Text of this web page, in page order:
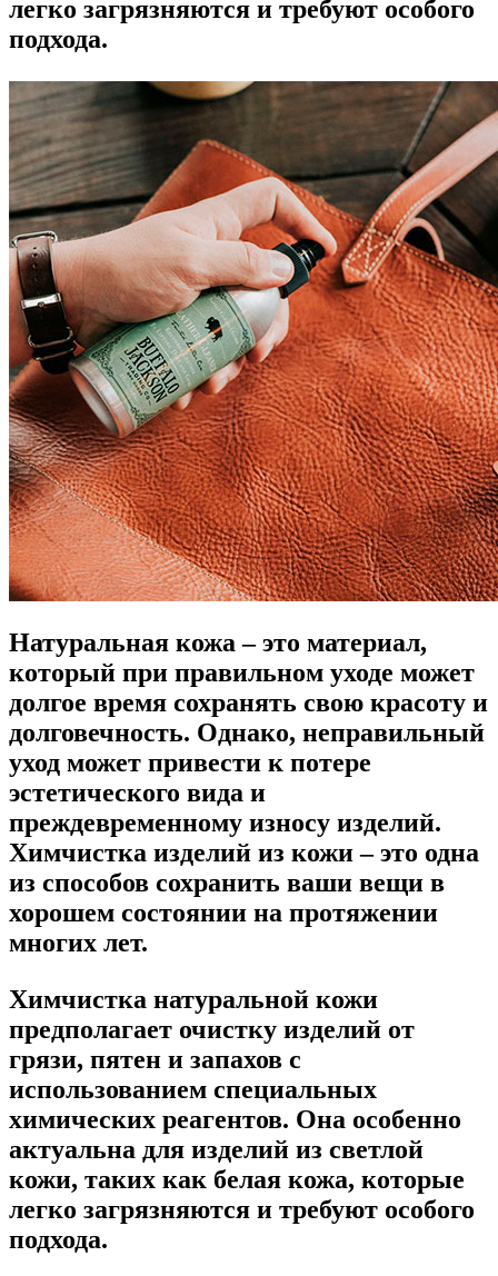
легко загрязняются и требуют особого
подхода.
Натуральная кожа – это материал,
который при правильном уходе может
долгое время сохранять свою красоту и
долговечность. Однако, неправильный
уход может привести к потере
эстетического вида и
преждевременному износу изделий.
Химчистка изделий из кожи – это одна
из способов сохранить ваши вещи в
хорошем состоянии на протяжении
многих лет.
Химчистка натуральной кожи
предполагает очистку изделий от
грязи, пятен и запахов с
использованием специальных
химических реагентов. Она особенно
актуальна для изделий из светлой
кожи, таких как белая кожа, которые
легко загрязняются и требуют особого
подхода.